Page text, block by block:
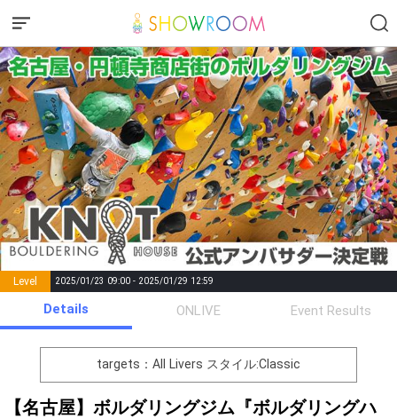
Level 2025/01/23 09:00 - 2025/01/29 12:59
Points List of Goal
number of
positions
Rema
0 Event Begins!
オリジナルアバター制作権獲
得！
Details ONLIVE Event Results
targets：All Livers スタイル:Classic
【名古屋】ボルダリングジム『ボルダリングハ